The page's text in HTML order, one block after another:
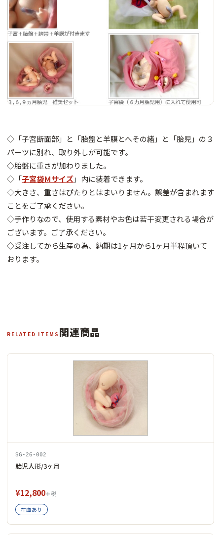
◇「子宮断面部」と「胎盤と羊膜とへその緒」と「胎児」の３
パーツに別れ、取り外しが可能です。
◇胎盤に重さが加わりました。
◇「子宮袋Ｍサイズ」内に装着できます。
◇大きさ、重さはぴたりとはまいりません。誤差が含まれます
ことをご了承ください。
◇手作りなので、使用する素材やお色は若干変更される場合が
ございます。ご了承ください。
◇受注してから生産の為、納期は1ヶ月から1ヶ月半程頂いて
おります。
RELATED ITEMS 関連商品
SG-26-002
胎児人形/3ヶ月
¥12,800＋税
在庫あり